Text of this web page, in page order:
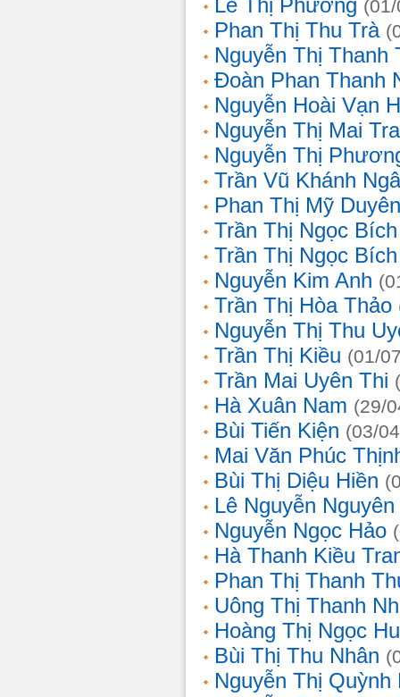
Lê Thị Phương
Phan Thị Thu Trà
Nguyễn Thị Thanh
Đoàn Phan Thanh
Nguyễn Hoài Vạn
Nguyễn Thị Mai
Nguyễn Thị
Trần Vũ Khánh
Phan Thị Mỹ Duyên
Trần Thị Ngọc Bích
Trần Thị Ngọc Bích
Nguyễn Kim Anh
Trần Thị Hòa Thảo
Nguyễn Thị Thu
Trần Thị Kiều (01/
Trần Mai Uyên Thi
Hà Xuân Nam (29/
Bùi Tiến Kiện (03/
Mai Văn Phúc
Bùi Thị Diệu Hiền
Lê Nguyễn
Nguyễn Ngọc Hảo
Hà Thanh Kiều
Phan Thị Thanh
Uông Thị Thanh
Hoàng Thị Ngọc
Bùi Thị Thu Nhân
Nguyễn Thị Quỳnh